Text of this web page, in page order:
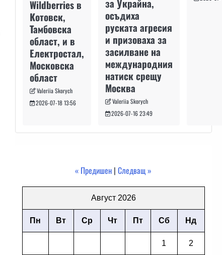
Wildberries в
Котовск,
Тамбовска
област, и в
Електростал,
Московска
област
Valeriia Skorych
2026-07-18 13:56
за Украйна,
осъдиха
руската агресия
и призоваха за
засилване на
международния
натиск срещу
Москва
Valeriia Skorych
2026-07-16 23:49
« Предишен |Следващ »
Август 2026
Пн Вт Ср Чт Пт Сб Нд
1 2